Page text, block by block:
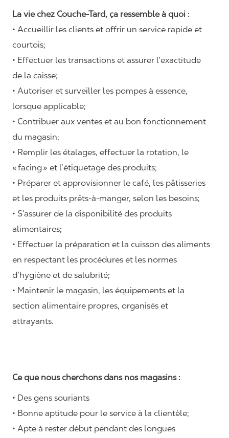
La vie chez Couche-Tard, ça ressemble à quoi :
• Accueillir les clients et offrir un service rapide et
courtois;
• Effectuer les transactions et assurer l’exactitude
de la caisse;
• Autoriser et surveiller les pompes à essence,
lorsque applicable;
• Contribuer aux ventes et au bon fonctionnement
du magasin;
• Remplir les étalages, effectuer la rotation, le
«facing» et l’étiquetage des produits;
• Préparer et approvisionner le café, les pâtisseries
et les produits prêts-à-manger, selon les besoins;
• S’assurer de la disponibilité des produits
alimentaires;
• Effectuer la préparation et la cuisson des aliments
en respectant les procédures et les normes
d’hygiène et de salubrité;
• Maintenir le magasin, les équipements et la
section alimentaire propres, organisés et
attrayants.
Ce que nous cherchons dans nos magasins :
• Des gens souriants
• Bonne aptitude pour le service à la clientèle;
• Apte à rester début pendant des longues